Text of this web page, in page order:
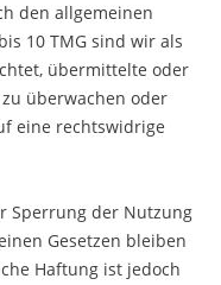
den allgemeinen
10 TMG sind wir als
übermittelte oder
überwachen oder
eine rechtswidrige
Sperrung der Nutzung
Gesetzen bleiben
Haftung ist jedoch